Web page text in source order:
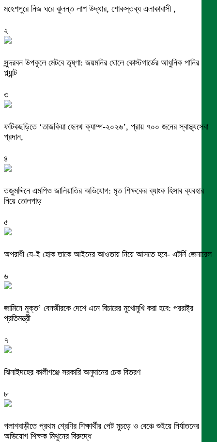
মহেশপুরে নিজ ঘরে ঝুলন্ত লাশ উদ্ধার, শোকস্তব্ধ এলাকাবাসী ,
২
সুন্দরবন উপকূলে মেটবে তৃষ্ণা: জয়মনির ঘোলে কোস্টগার্ডের আধুনিক পানির
প্ল্যান্ট
৩
ফটিকছড়িতে ‘তাজকিয়া হেলথ ক্যাম্প-২০২৬’, প্রায় ৭০০ জনের স্বাস্থ্যসেবা
প্রদান,
৪
তজুমদ্দিনে এমপিও জালিয়াতির অভিযোগ: মৃত শিক্ষকের ব্যাংক হিসাব ব্যবহার
নিয়ে তোলপাড়
৫
অপরাধী যে-ই হোক তাকে আইনের আওতায় নিয়ে আসতে হবে- এটর্নি জেনারেল
৬
জামিনে মুক্ত’ বেনজীরকে দেশে এনে বিচারের মুখোমুখি করা হবে: পররাষ্ট্র
প্রতিমন্ত্রী
৭
ঝিনাইদহের কালীগঞ্জে সরকারি অনুদানের চেক বিতরণ
৮
পলাশবাড়ীতে প্রথম শ্রেণির শিক্ষার্থীর পেট মুচড়ে ও বেঞ্চে শুইয়ে নির্যাতনের
অভিযোগ শিক্ষক মিথুনের বিরুদ্ধে